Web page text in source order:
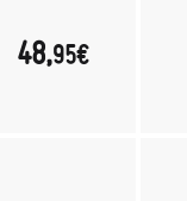
48,95€